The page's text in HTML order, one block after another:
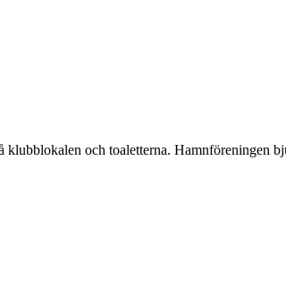
och toaletterna. Hamnföreningen